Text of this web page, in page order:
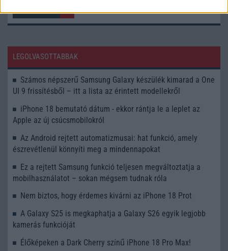
LEGOLVASOTTABBAK
Számos népszerű Samsung Galaxy készülék kimarad a One
UI 9 frissítésből – itt a lista az érintett modellekről
iPhone 18 bemutató dátum - ekkor rántja le a leplet az
Apple az új csúcsmobilokról
Az Android rejtett automatizmusai: hat funkció, amely
észrevétlenül könnyíti meg a mindennapokat
Ez a rejtett Samsung funkció teljesen megváltoztatja a
mobilhasználatot – sokan mégsem tudnak róla
Nem biztos, hogy érdemes kivárni az iPhone 18 Prot
A Galaxy S25 is megkaphatja a Galaxy S26 egyik legjobb
kamerás funkcióját
Élőképeken a Dark Cherry színű iPhone 18 Pro Max!